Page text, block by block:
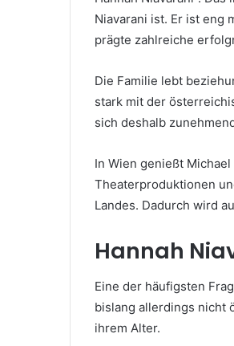
Niavarani ist. Er ist eng
prägte zahlreiche
Die Familie lebt
stark mit der
sich deshalb
In Wien genießt
Theaterproduktionen
Landes. Dadurch wird
Hannah
Eine der häufigsten
bislang allerdings nicht
ihrem Alter.